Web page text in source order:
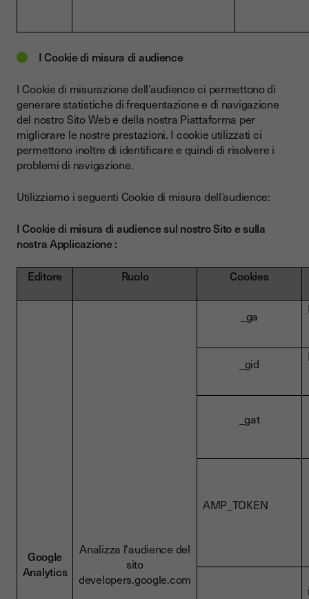
I Cookie di misura di audience
I Cookie di misurazione dell’audience ci permettono di
generare statistiche di frequentazione e di navigazione
del nostro Sito Web e della nostra Piattaforma per
migliorare le nostre prestazioni. I cookie utilizzati ci
permettono inoltre di identificare e quindi di risolvere i
problemi di navigazione.
Utilizziamo i seguenti Cookie di misura dell’audience:
I Cookie di misura di audience sul nostro Sito e sulla
nostra Applicazione :
Editore
Ruolo Cookies
Google
Analytics
Analizza l'audience del
sito
developers.google.com
_ga
_gid
_gat
AMP_TOKEN